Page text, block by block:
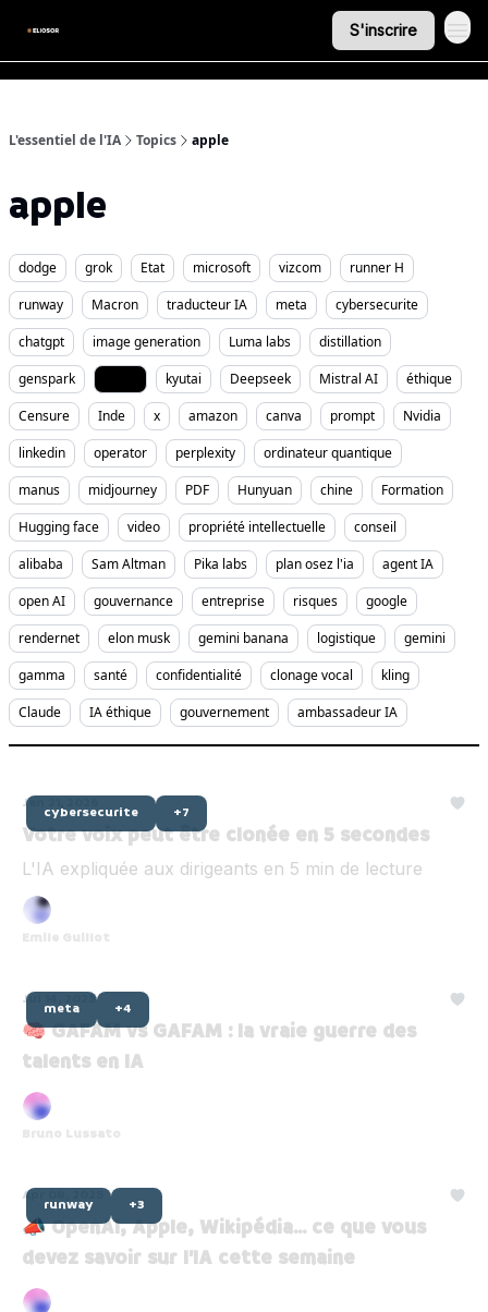
S'inscrire
L'essentiel de l'IA Topics apple
apple
dodge grok Etat microsoft vizcom
runner H
runway
Macron traducteur IA meta
cybersecurite
chatgpt
image generation Luma labs
distillation
genspark
kyutai Deepseek Mistral AI
éthique
Censure
Inde x amazon canva prompt
Nvidia
linkedin
operator perplexity
ordinateur quantique
manus
midjourney PDF Hunyuan chine
Formation
Hugging face
video propriété intellectuelle
conseil
alibaba
Sam Altman Pika labs plan osez l'ia
agent IA
open AI
gouvernance entreprise risques
google
rendernet
elon musk gemini banana logistique
gemini
gamma
santé confidentialité clonage vocal
kling
Claude
IA éthique gouvernement ambassadeur IA
cybersecurite +7
Jan 21, 2026
Votre voix peut être clonée en 5 secondes
L'IA expliquée aux dirigeants en 5 min de lecture
meta +4
Jul 14, 2025
🧠 GAFAM vs GAFAM : la vraie guerre des
talents en IA
runway +3
Apr 08, 2025
📣 OpenAI, Apple, Wikipédia... ce que vous
devez savoir sur l’IA cette semaine